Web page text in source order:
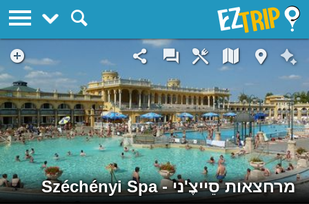
מרחצאות סֵייצֶ'ני - Széchényi Spa
EZTrip